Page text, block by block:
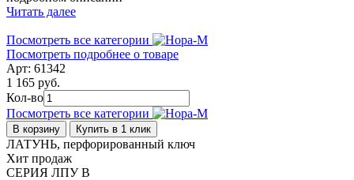
Читать далее
Посмотреть все категории
Посмотреть подробнее о товаре
Арт: 61342
1 165 руб.
Кол-во
Посмотреть все категории
В корзину Купить в 1 клик
ЛАТУНЬ, перфорированный ключ
Хит продаж
СЕРИЯ ЛПУ В